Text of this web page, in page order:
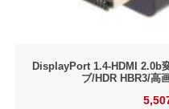
DisplayPort 1.4-HDMI 2.0b
ブ/HDR HBR3/高